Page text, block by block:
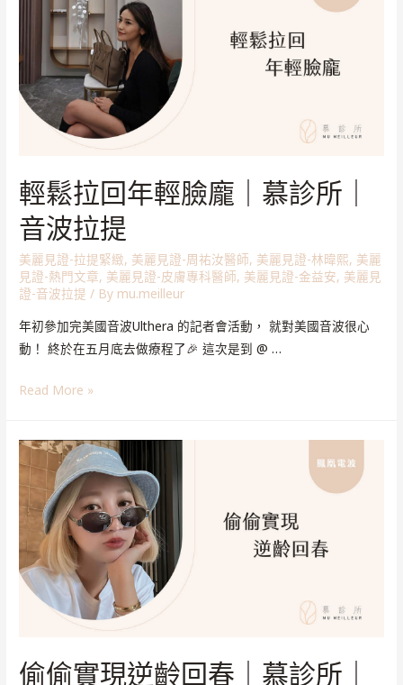
輕鬆拉回年輕臉龐｜慕診所｜
音波拉提
美麗見證-拉提緊緻, 美麗見證-周祐汝醫師, 美麗見證-林暐熙, 美麗
見證-熱門文章, 美麗見證-皮膚專科醫師, 美麗見證-金益安, 美麗見
證-音波拉提 / By mu.meilleur
年初參加完美國音波Ulthera 的記者會活動， 就對美國音波很心
動！ 終於在五月底去做療程了🎉 這次是到 @ …
Read More »
偷偷實現逆齡回春｜慕診所｜